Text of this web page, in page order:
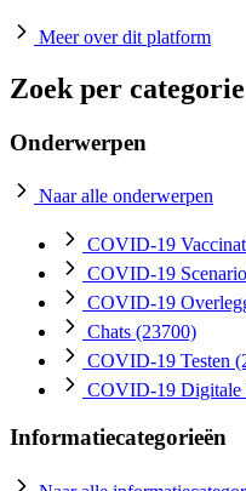
Meer over dit platform
Zoek per categorie
Onderwerpen
Naar alle onderwerpen
COVID-19
COVID-19
COVID-19
Chats (23700)
COVID-19 Testen
COVID-19 Digitale
Informatiecategorieën